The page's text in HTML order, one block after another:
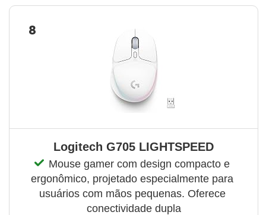
8
Logitech G705 LIGHTSPEED
Mouse gamer com design compacto e
ergonômico, projetado especialmente para
usuários com mãos pequenas. Oferece
conectividade dupla